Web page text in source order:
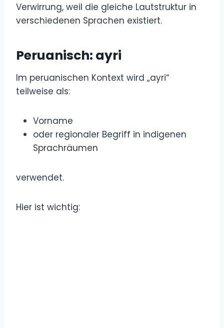
Verwirrung, weil die gleiche Lautstruktur in
verschiedenen Sprachen existiert.
Peruanisch: ayri
Im peruanischen Kontext wird „ayri“
teilweise als:
Vorname
oder regionaler Begriff in indigenen
Sprachräumen
verwendet.
Hier ist wichtig: